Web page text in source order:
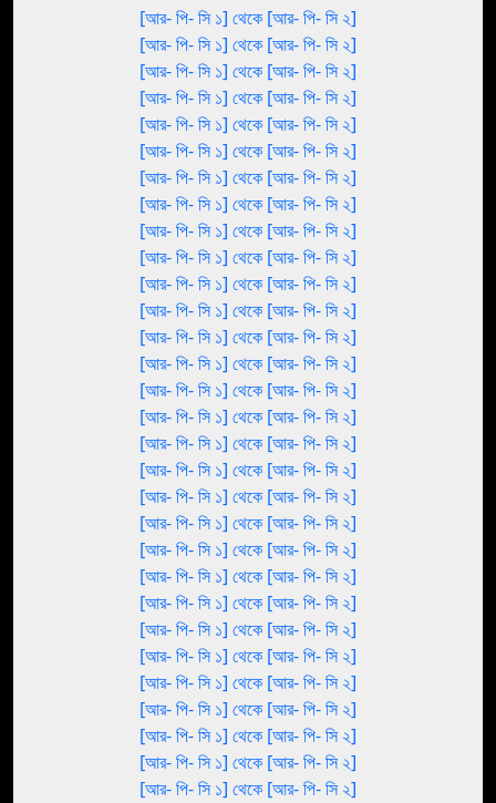
[আর- পি- সি ১] থেকে [আর- পি- সি ২]
[আর- পি- সি ১] থেকে [আর- পি- সি ২]
[আর- পি- সি ১] থেকে [আর- পি- সি ২]
[আর- পি- সি ১] থেকে [আর- পি- সি ২]
[আর- পি- সি ১] থেকে [আর- পি- সি ২]
[আর- পি- সি ১] থেকে [আর- পি- সি ২]
[আর- পি- সি ১] থেকে [আর- পি- সি ২]
[আর- পি- সি ১] থেকে [আর- পি- সি ২]
[আর- পি- সি ১] থেকে [আর- পি- সি ২]
[আর- পি- সি ১] থেকে [আর- পি- সি ২]
[আর- পি- সি ১] থেকে [আর- পি- সি ২]
[আর- পি- সি ১] থেকে [আর- পি- সি ২]
[আর- পি- সি ১] থেকে [আর- পি- সি ২]
[আর- পি- সি ১] থেকে [আর- পি- সি ২]
[আর- পি- সি ১] থেকে [আর- পি- সি ২]
[আর- পি- সি ১] থেকে [আর- পি- সি ২]
[আর- পি- সি ১] থেকে [আর- পি- সি ২]
[আর- পি- সি ১] থেকে [আর- পি- সি ২]
[আর- পি- সি ১] থেকে [আর- পি- সি ২]
[আর- পি- সি ১] থেকে [আর- পি- সি ২]
[আর- পি- সি ১] থেকে [আর- পি- সি ২]
[আর- পি- সি ১] থেকে [আর- পি- সি ২]
[আর- পি- সি ১] থেকে [আর- পি- সি ২]
[আর- পি- সি ১] থেকে [আর- পি- সি ২]
[আর- পি- সি ১] থেকে [আর- পি- সি ২]
[আর- পি- সি ১] থেকে [আর- পি- সি ২]
[আর- পি- সি ১] থেকে [আর- পি- সি ২]
[আর- পি- সি ১] থেকে [আর- পি- সি ২]
[আর- পি- সি ১] থেকে [আর- পি- সি ২]
[আর- পি- সি ১] থেকে [আর- পি- সি ২]